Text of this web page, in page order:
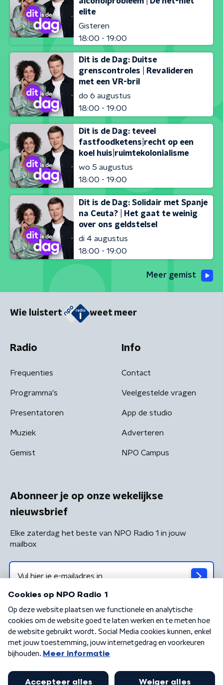
elite
Gisteren
18:00 - 19:00
Dit is de Dag: Duitse
grenscontroles | Revalideren
met een VR-bril
do 6 augustus
18:00 - 19:00
Dit is de Dag: teveel
fastfoodketens|recht op een
koel huis|ruimtekolonialisme
wo 5 augustus
18:00 - 19:00
Dit is de Dag: Solidair met Spanje
na Ceuta? | Het gaat te weinig
over ons geldstelsel
di 4 augustus
18:00 - 19:00
Meer gemist
Wie luistert weet meer
Radio
Frequenties
Programma's
Presentatoren
Muziek
Gemist
Info
Contact
Veelgestelde vragen
App de studio
Adverteren
NPO Campus
Abonneer je op onze wekelijkse
nieuwsbrief
Elke zaterdag het beste van NPO Radio 1 in jouw
mailbox
Algemene voorwaarden